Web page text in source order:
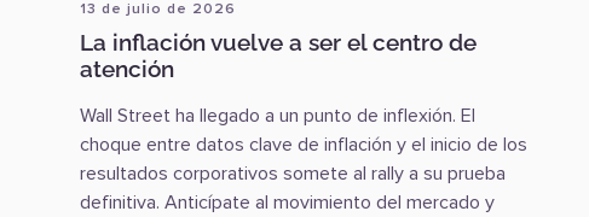
13 de julio de 2026
La inflación vuelve a ser el centro de
atención
Wall Street ha llegado a un punto de inflexión. El
choque entre datos clave de inflación y el inicio de los
resultados corporativos somete al rally a su prueba
definitiva. Anticípate al movimiento del mercado y